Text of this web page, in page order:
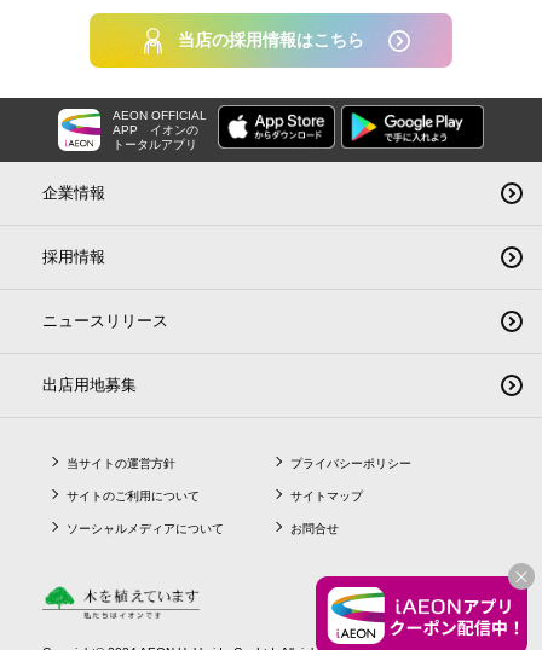
当店の採用情報はこちら
AEON OFFICIAL
APP
イオンの
トータルアプリ
企業情報
採用情報
ニュースリリース
出店用地募集
当サイトの運営方針
サイトのご利用について
ソーシャルメディアについて
プライバシーポリシー
サイトマップ
お問合せ